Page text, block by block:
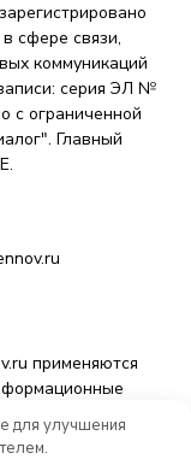
сфере связи,
коммуникаций
серия ЭЛ №
с ограниченной
Главный
применяются
на основе сбора,
относящихся к
для улучшения